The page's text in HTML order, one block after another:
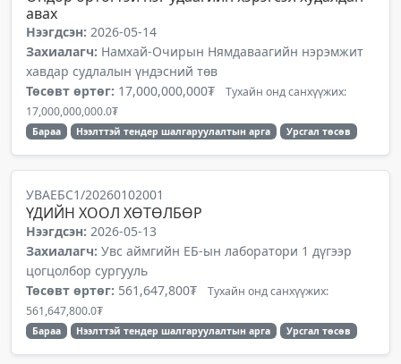
авах
Нээгдсэн: 2026-05-14
Захиалагч: Намхай-Очирын Нямдаваагийн нэрэмжит
хавдар судлалын үндэсний төв
Төсөвт өртөг: 17,000,000,000₮ Тухайн онд санхүүжих:
17,000,000,000.0₮
Бараа Нээлттэй тендер шалгаруулалтын арга Урсгал төсөв
УВАЕБС1/20260102001
ҮДИЙН ХООЛ ХӨТӨЛБӨР
Нээгдсэн: 2026-05-13
Захиалагч: Увс аймгийн ЕБ-ын лаборатори 1 дүгээр
цогцолбор сургууль
Төсөвт өртөг: 561,647,800₮ Тухайн онд санхүүжих:
561,647,800.0₮
Бараа Нээлттэй тендер шалгаруулалтын арга Урсгал төсөв